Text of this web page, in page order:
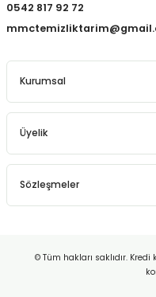
0542 817 92 72
Kurumsal
Üyelik
Sözleşmeler
© Tüm hakları saklıdır.